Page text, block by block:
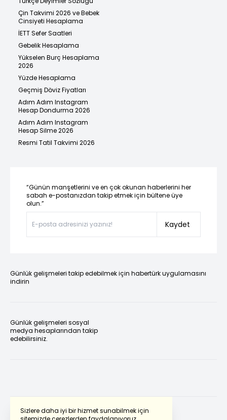
Sizlere daha iyi bir hizmet sunabilmek için
Çin Takvimi 2026 ve Bebek
Cinsiyeti Hesaplama
İETT Sefer Saatleri
Gebelik Hesaplama
Yükselen Burç Hesaplama
2026
Yüzde Hesaplama
Geçmiş Döviz Fiyatları
Adım Adım Instagram
Hesap Dondurma 2026
Adım Adım Instagram
Hesap Silme 2026
Resmi Tatil Takvimi 2026
“Günün manşetlerini ve en çok okunan haberlerini her
sabah e-postanızdan takip etmek için bültene üye
olun.”
Kaydet
Günlük gelişmeleri takip edebilmek için habertürk uygulamasını
indirin
Günlük gelişmeleri sosyal
medya hesaplarından takip
edebilirsiniz.